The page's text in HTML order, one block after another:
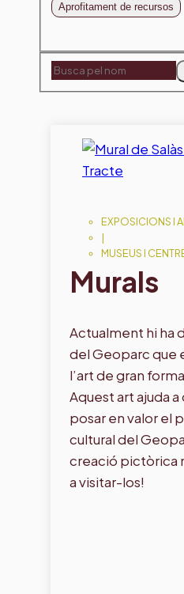
Aprofitament de recursos
EXPOSICIONS I
|
MUSEUS I
Murals
Actualment hi ha
del Geoparc que
l’art de gran
Aquest art ajuda
posar en valor el
cultural del
creació pictòrica
a visitar-los!